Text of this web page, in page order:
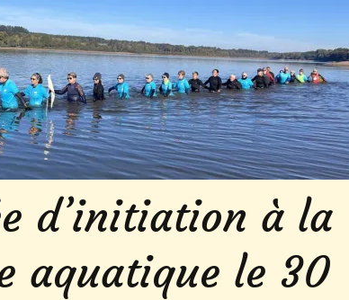
Autres activités
d’initiation à la
aquatique le 30